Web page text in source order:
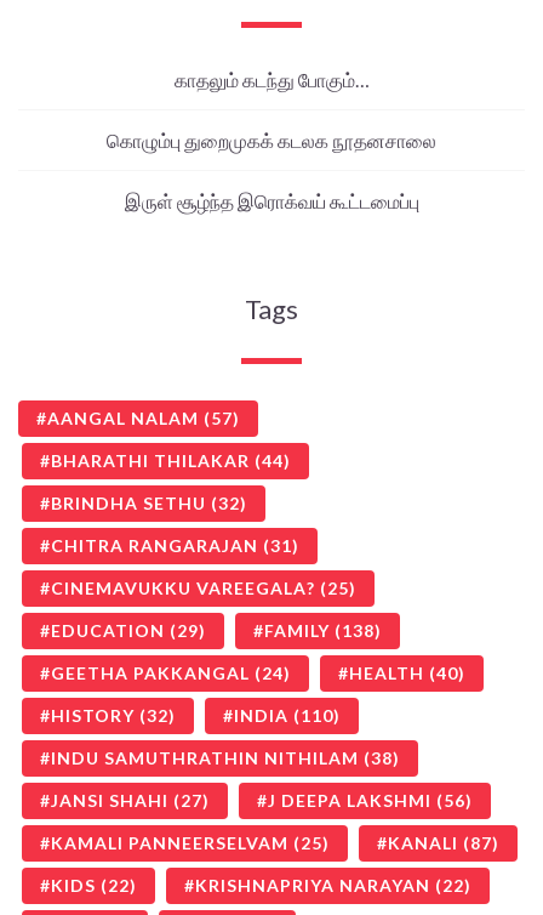
காதலும் கடந்து போகும்…
கொழும்பு துறைமுகக் கடலக நூதனசாலை
இருள் சூழ்ந்த இரொக்வய் கூட்டமைப்பு
Tags
AANGAL NALAM (57)
BHARATHI THILAKAR (44)
BRINDHA SETHU (32)
CHITRA RANGARAJAN (31)
CINEMAVUKKU VAREEGALA? (25)
EDUCATION (29) FAMILY (138)
GEETHA PAKKANGAL (24) HEALTH (40)
HISTORY (32) INDIA (110)
INDU SAMUTHRATHIN NITHILAM (38)
JANSI SHAHI (27) J DEEPA LAKSHMI (56)
KAMALI PANNEERSELVAM (25) KANALI (87)
KIDS (22) KRISHNAPRIYA NARAYAN (22)